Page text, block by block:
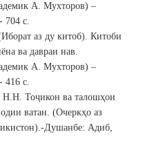
А. Мухторов) –
704 с.
аз ду китоб). Китоби
ва давраи нав.
А. Мухторов) –
416 с.
Тоҷикон ва талошҳои
ватан. (Очеркҳо аз
Душанбе: Адиб,